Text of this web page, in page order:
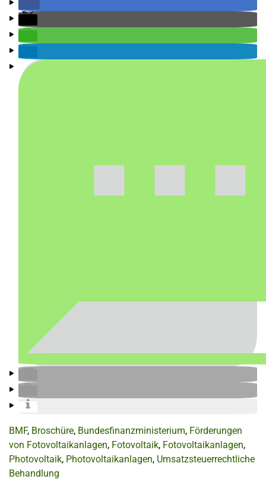
BMF, Broschüre, Bundesfinanzministerium, Förderungen
von Fotovoltaikanlagen, Fotovoltaik, Fotovoltaikanlagen,
Photovoltaik, Photovoltaikanlagen, Umsatzsteuerrechtliche
Behandlung